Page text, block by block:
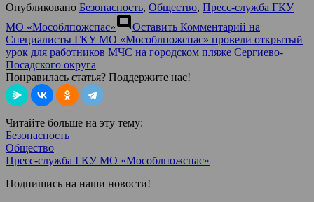
Опубликовано Безопасность, Общество, Пресс-служба ГКУ
МО «Мособлпожспас»comment Оставить Комментарий на
Специалисты ГКУ МО «Мособлпожспас» провели открытый
урок для работников МЧС на городском пляже Сергиево-
Посадского округа
Понравилась статья? Поддержите нас!
Читайте больше на эту тему:
Безопасность
Общество
Пресс-служба ГКУ МО «Мособлпожспас»
Подпишись на наши новости!